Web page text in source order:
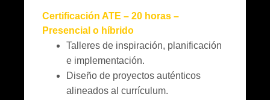
Certificación ATE – 20 horas –
Presencial o híbrido
Talleres de inspiración, planificación
e implementación.
Diseño de proyectos auténticos
alineados al currículum.